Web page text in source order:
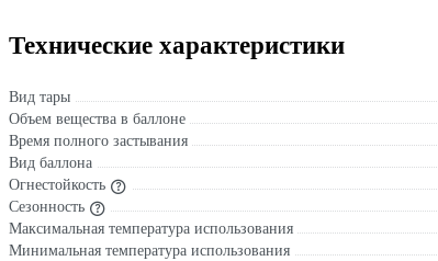
Технические характеристики
Вид тары
Объем вещества в баллоне
Время полного застывания
Вид баллона
Огнестойкость
Сезонность
Максимальная температура использования
Минимальная температура использования